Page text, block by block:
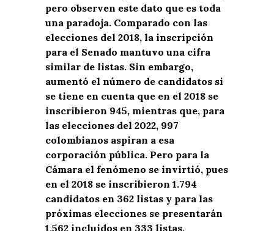
pero observen este dato que es toda
una paradoja. Comparado con las
elecciones del 2018, la inscripción
para el Senado mantuvo una cifra
similar de listas. Sin embargo,
aumentó el número de candidatos si
se tiene en cuenta que en el 2018 se
inscribieron 945, mientras que, para
las elecciones del 2022, 997
colombianos aspiran a esa
corporación pública. Pero para la
Cámara el fenómeno se invirtió, pues
en el 2018 se inscribieron 1.794
candidatos en 362 listas y para las
próximas elecciones se presentarán
1.562 incluidos en 333 listas.